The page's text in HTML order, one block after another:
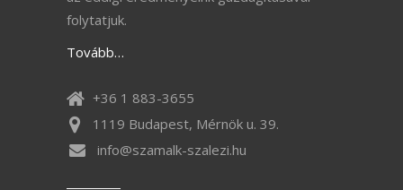
folytatjuk.
Tovább…
+36 1 883-3655
1119 Budapest, Mérnök u. 39.
info@szamalk-szalezi.hu